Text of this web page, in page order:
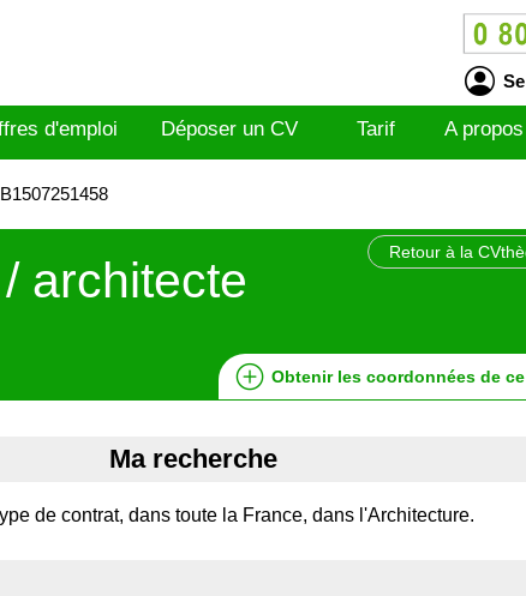
d'emploi Déposer un CV Tarif A propos
Retour à la
architecte
Obtenir les coordonnées de
Ma recherche
de contrat, dans toute la France, dans l'Architecture.